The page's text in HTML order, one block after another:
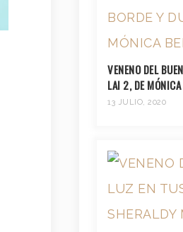
VENENO DEL
LAI 2, DE
13 JULIO, 2020